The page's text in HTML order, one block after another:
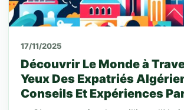
17/11/2025
Découvrir Le Monde à
Yeux Des Expatriés
Conseils Et Expériences